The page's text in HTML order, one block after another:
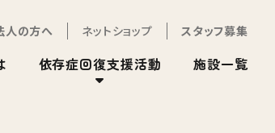
人の方へ ネットショップ スタッフ募集
依存症回復支援活動 施設一覧